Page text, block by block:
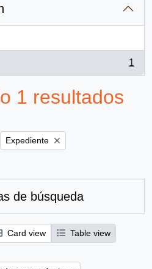
1
1 resultados
Remove filter:
Expediente
de búsqueda
Card view
Table view